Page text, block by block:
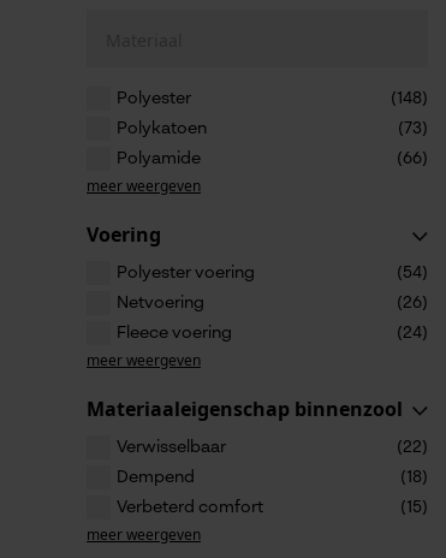
Polyester
(148)
Polykatoen
(73)
Polyamide
(66)
meer weergeven
Voering
Polyester voering
(54)
Netvoering
(26)
Fleece voering
(24)
meer weergeven
Materiaaleigenschap binnenzool
Verwisselbaar
(22)
Dempend
(18)
Verbeterd comfort
(15)
meer weergeven